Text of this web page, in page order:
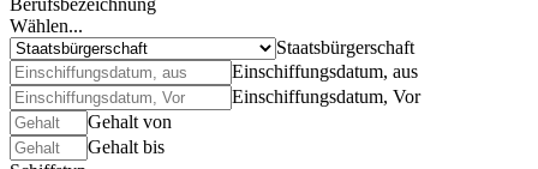
Berufsbezeichnung
Wählen...
Staatsbürgerschaft
Einschiffungsdatum, aus
Einschiffungsdatum, Vor
Gehalt von
Gehalt bis